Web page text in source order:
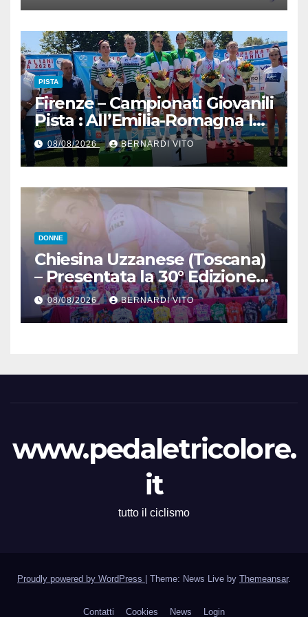
il signor Gianmario Gatti
(Segretario VC Novarese), per
la cortese collaborazione
tecnica
PISTA
Firenze – Campionati Giovanili
Pista : All’Emilia-Romagna la
Maglia Tricolore Madison
“Donne Allieve”
08/08/2026 BERNARDI VITO
DONNE
Chiesina Uzzanese (Toscana)
– Presentata la 30° Edizione
del Giro della Toscana
Femminile : Si disputerà dal
27 al 30 Agosto 2026
08/08/2026 BERNARDI VITO
www.pedaletricolore.
it
tutto il ciclismo
Proudly powered by WordPress Theme: News Live by Themeansar.
Contatti Cookies News Login